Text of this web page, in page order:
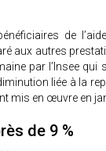
de
aux autres
par l’Insee
liée à la
mis en œuvre en
de 9 %